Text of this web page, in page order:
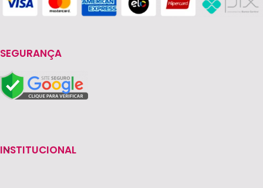
SEGURANÇA
INSTITUCIONAL